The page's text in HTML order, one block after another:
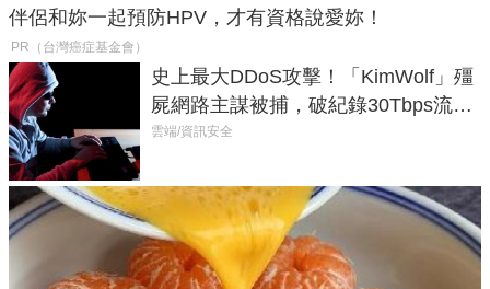
伴侶和妳一起預防HPV，才有資格說愛妳！
PR（台灣癌症基金會）
史上最大DDoS攻擊！「KimWolf」殭
屍網路主謀被捕，破紀錄30Tbps流量
癱瘓全球！
雲端/資訊安全